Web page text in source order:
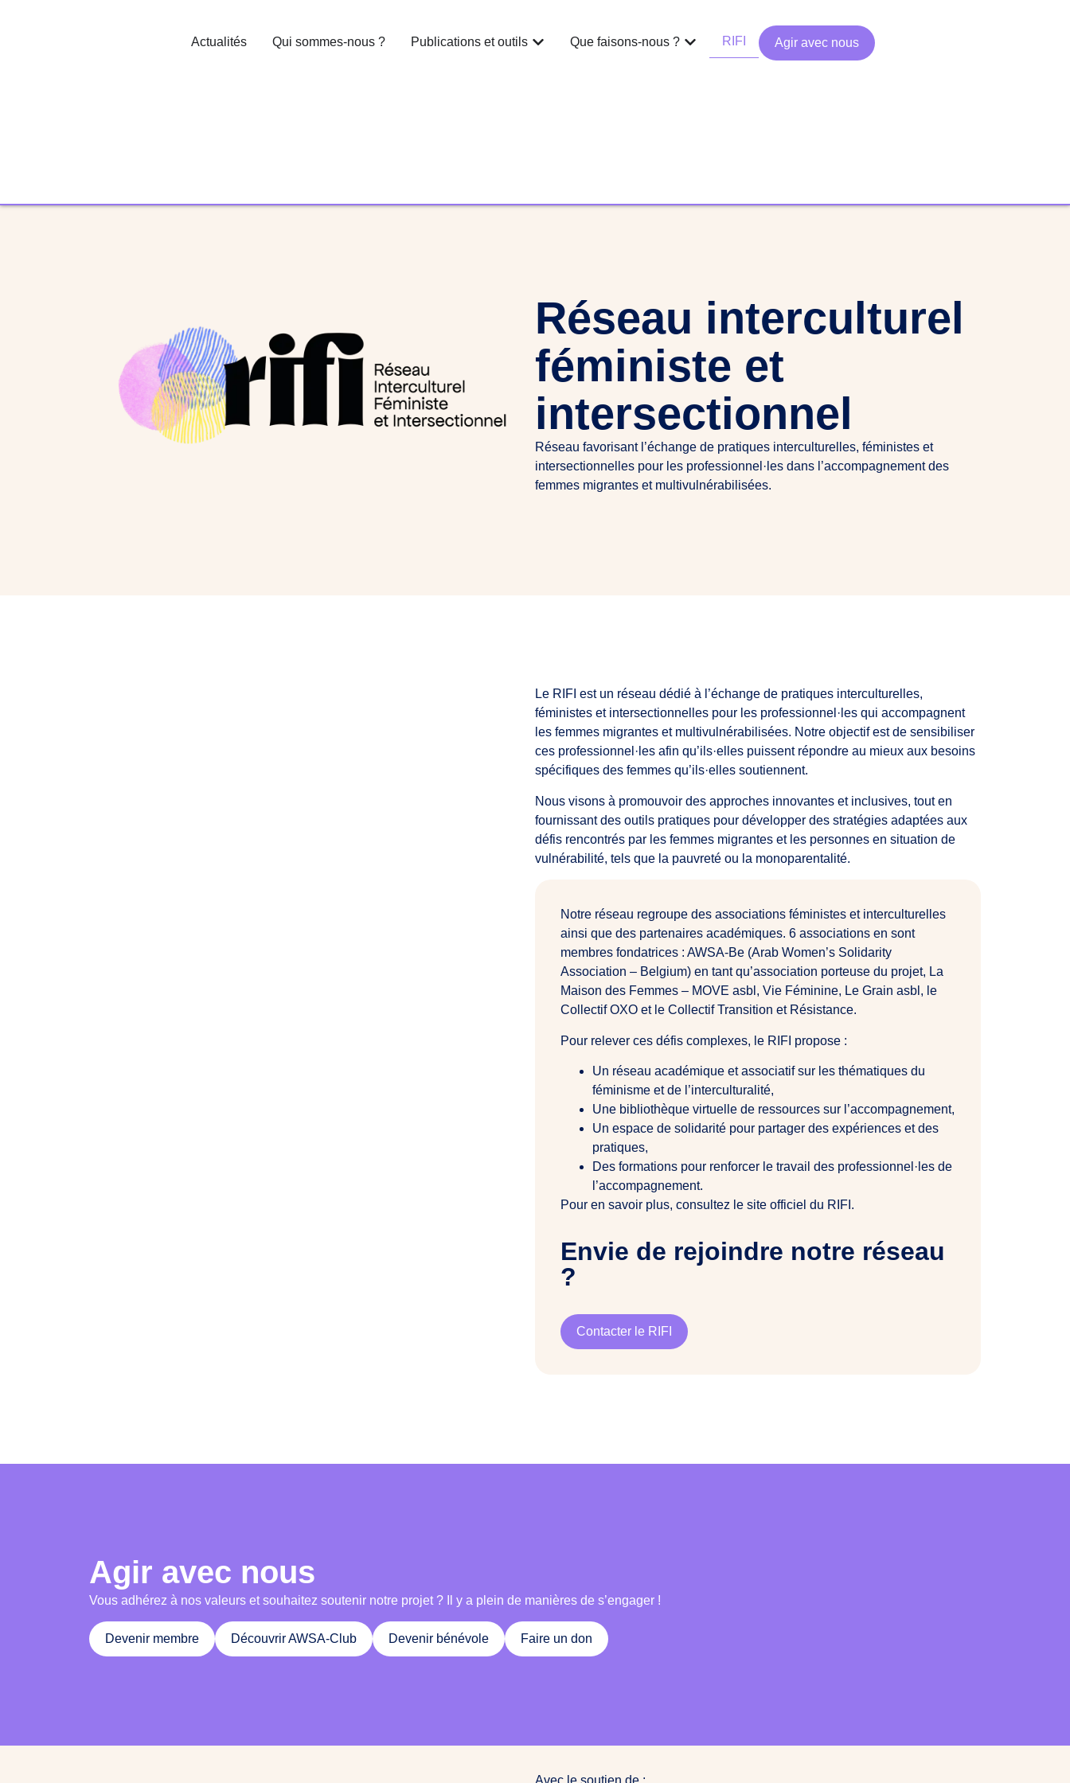
Actualités Qui sommes-nous ? Publications et outils Que faisons-nous ? RIFI Agir avec nous
Réseau interculturel
féministe et
intersectionnel
Réseau favorisant l’échange de pratiques interculturelles, féministes et
intersectionnelles pour les professionnel·les dans l’accompagnement des
femmes migrantes et multivulnérabilisées.
Le RIFI est un réseau dédié à l’échange de pratiques interculturelles,
féministes et intersectionnelles pour les professionnel·les qui accompagnent
les femmes migrantes et multivulnérabilisées. Notre objectif est de sensibiliser
ces professionnel·les afin qu’ils·elles puissent répondre au mieux aux besoins
spécifiques des femmes qu’ils·elles soutiennent.
Nous visons à promouvoir des approches innovantes et inclusives, tout en
fournissant des outils pratiques pour développer des stratégies adaptées aux
défis rencontrés par les femmes migrantes et les personnes en situation de
vulnérabilité, tels que la pauvreté ou la monoparentalité.
Notre réseau regroupe des associations féministes et interculturelles
ainsi que des partenaires académiques. 6 associations en sont
membres fondatrices : AWSA-Be (Arab Women’s Solidarity
Association – Belgium) en tant qu’association porteuse du projet, La
Maison des Femmes – MOVE asbl, Vie Féminine, Le Grain asbl, le
Collectif OXO et le Collectif Transition et Résistance.
Pour relever ces défis complexes, le RIFI propose :
Un réseau académique et associatif sur les thématiques du
féminisme et de l’interculturalité,
Une bibliothèque virtuelle de ressources sur l’accompagnement,
Un espace de solidarité pour partager des expériences et des
pratiques,
Des formations pour renforcer le travail des professionnel·les de
l’accompagnement.
Pour en savoir plus, consultez le site officiel du RIFI.
Envie de rejoindre notre réseau
?
Contacter le RIFI
Agir avec nous
Vous adhérez à nos valeurs et souhaitez soutenir notre projet ? Il y a plein de manières de s’engager !
Devenir membre Découvrir AWSA-Club Devenir bénévole Faire un don